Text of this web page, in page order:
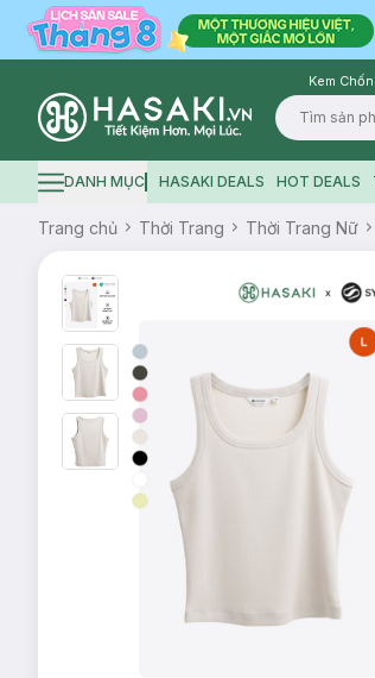
Kem
Logo
Hamburger icon
DANH MỤC HASAKI DEALS HOT DEALS
Trang chủ Thời Trang Thời Trang Nữ